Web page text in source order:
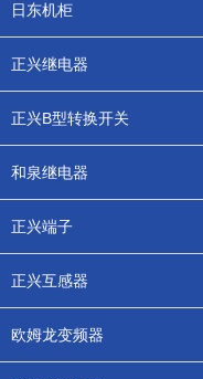
日东机柜
正兴继电器
正兴B型转换开关
和泉继电器
正兴端子
正兴互感器
欧姆龙变频器